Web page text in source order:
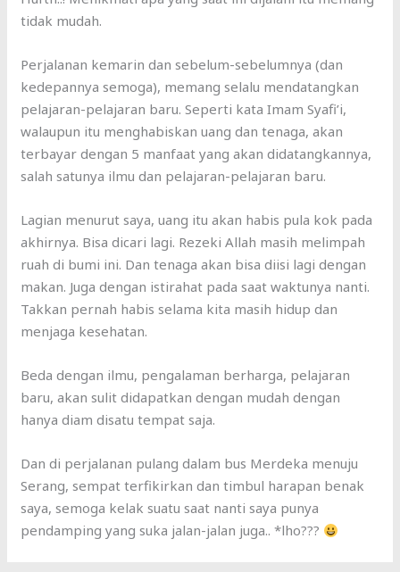
tidak mudah.
Perjalanan kemarin dan sebelum-sebelumnya (dan
kedepannya semoga), memang selalu mendatangkan
pelajaran-pelajaran baru. Seperti kata Imam Syafi’i,
walaupun itu menghabiskan uang dan tenaga, akan
terbayar dengan 5 manfaat yang akan didatangkannya,
salah satunya ilmu dan pelajaran-pelajaran baru.
Lagian menurut saya, uang itu akan habis pula kok pada
akhirnya. Bisa dicari lagi. Rezeki Allah masih melimpah
ruah di bumi ini. Dan tenaga akan bisa diisi lagi dengan
makan. Juga dengan istirahat pada saat waktunya nanti.
Takkan pernah habis selama kita masih hidup dan
menjaga kesehatan.
Beda dengan ilmu, pengalaman berharga, pelajaran
baru, akan sulit didapatkan dengan mudah dengan
hanya diam disatu tempat saja.
Dan di perjalanan pulang dalam bus Merdeka menuju
Serang, sempat terfikirkan dan timbul harapan benak
saya, semoga kelak suatu saat nanti saya punya
pendamping yang suka jalan-jalan juga.. *lho???